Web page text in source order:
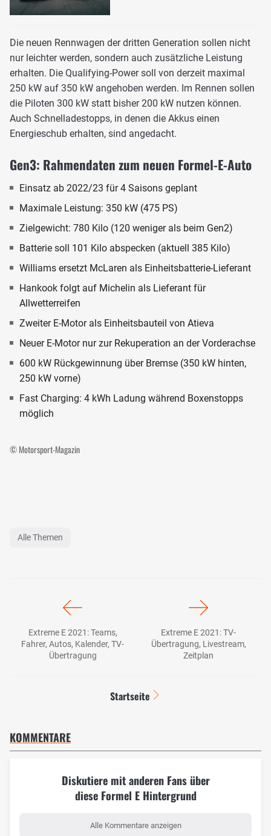
Die neuen Rennwagen der dritten Generation sollen nicht
nur leichter werden, sondern auch zusätzliche Leistung
erhalten. Die Qualifying-Power soll von derzeit maximal
250 kW auf 350 kW angehoben werden. Im Rennen sollen
die Piloten 300 kW statt bisher 200 kW nutzen können.
Auch Schnelladestopps, in denen die Akkus einen
Energieschub erhalten, sind angedacht.
Gen3: Rahmendaten zum neuen Formel-E-Auto
Einsatz ab 2022/23 für 4 Saisons geplant
Maximale Leistung: 350 kW (475 PS)
Zielgewicht: 780 Kilo (120 weniger als beim Gen2)
Batterie soll 101 Kilo abspecken (aktuell 385 Kilo)
Williams ersetzt McLaren als Einheitsbatterie-Lieferant
Hankook folgt auf Michelin als Lieferant für
Allwetterreifen
Zweiter E-Motor als Einheitsbauteil von Atieva
Neuer E-Motor nur zur Rekuperation an der Vorderachse
600 kW Rückgewinnung über Bremse (350 kW hinten,
250 kW vorne)
Fast Charging: 4 kWh Ladung während Boxenstopps
möglich
© Motorsport-Magazin
Alle Themen
Extreme E 2021: Teams,
Fahrer, Autos, Kalender, TV-
Übertragung
Extreme E 2021: TV-
Übertragung, Livestream,
Zeitplan
Startseite
KOMMENTARE
Diskutiere mit anderen Fans über
diese Formel E Hintergrund
Alle Kommentare anzeigen